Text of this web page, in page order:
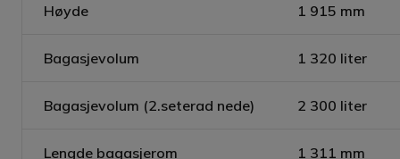
Høyde 1 915 mm
Bagasjevolum 1 320 liter
Bagasjevolum (2.seterad nede) 2 300 liter
Lengde bagasjerom 1 311 mm